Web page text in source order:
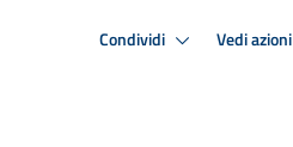
Condividi Vedi azioni